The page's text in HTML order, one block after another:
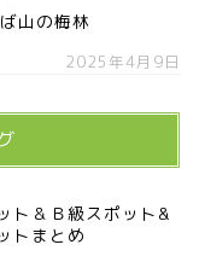
山の梅林
2025年4月9日
ト＆Ｂ級スポット&
トまとめ